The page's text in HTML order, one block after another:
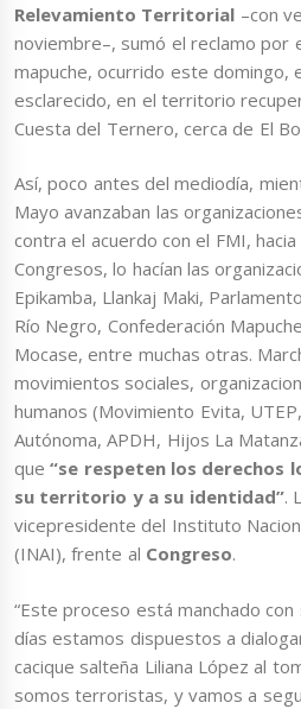
Relevamiento Territorial –con
noviembre–, sumó el reclamo por
mapuche, ocurrido este domingo,
esclarecido, en el territorio
Cuesta del Ternero, cerca de El
Así, poco antes del mediodía,
Mayo avanzaban las
contra el acuerdo con el FMI,
Congresos, lo hacían las
Epikamba, Llankaj Maki,
Río Negro, Confederación
Mocase, entre muchas otras.
movimientos sociales,
humanos (Movimiento Evita,
Autónoma, APDH, Hijos La
que“se respeten los derechos
su territorio y a su identidad”.
vicepresidente del Instituto
(INAI), frente al Congreso.
“Este proceso está manchado
días estamos dispuestos a
cacique salteña Liliana López al
somos terroristas, y vamos a